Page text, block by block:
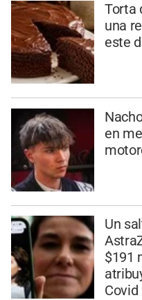
Torta
una
este
en
Un
$191
Covid